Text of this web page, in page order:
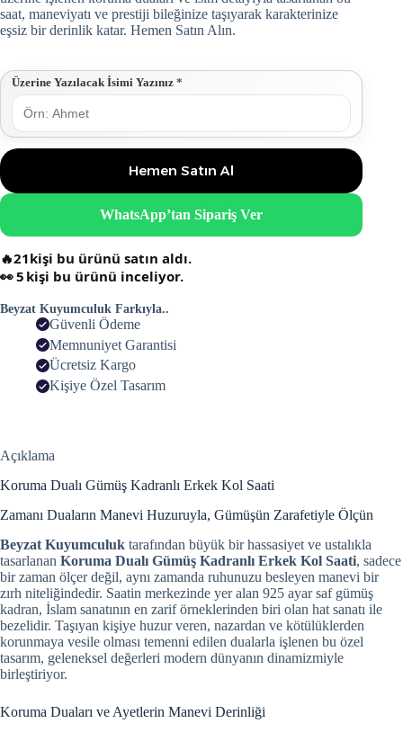
saat, maneviyatı ve prestiji bileğinize taşıyarak karakterinize
eşsiz bir derinlik katar. Hemen Satın Alın.
Üzerine Yazılacak İsimi Yazınız *
Hemen Satın Al
WhatsApp’tan Sipariş Ver
🔥21kişi bu ürünü satın aldı.
👀5 kişi bu ürünü inceliyor.
Beyzat Kuyumculuk Farkıyla..
Güvenli Ödeme
Memnuniyet Garantisi
Ücretsiz Kargo
Kişiye Özel Tasarım
Açıklama
Koruma Dualı Gümüş Kadranlı Erkek Kol Saati
Zamanı Duaların Manevi Huzuruyla, Gümüşün Zarafetiyle Ölçün
Beyzat Kuyumculuk tarafından büyük bir hassasiyet ve ustalıkla
tasarlanan Koruma Dualı Gümüş Kadranlı Erkek Kol Saati, sadece
bir zaman ölçer değil, aynı zamanda ruhunuzu besleyen manevi bir
zırh niteliğindedir. Saatin merkezinde yer alan 925 ayar saf gümüş
kadran, İslam sanatının en zarif örneklerinden biri olan hat sanatı ile
bezelidir. Taşıyan kişiye huzur veren, nazardan ve kötülüklerden
korunmaya vesile olması temenni edilen dualarla işlenen bu özel
tasarım, geleneksel değerleri modern dünyanın dinamizmiyle
birleştiriyor.
Koruma Duaları ve Ayetlerin Manevi Derinliği